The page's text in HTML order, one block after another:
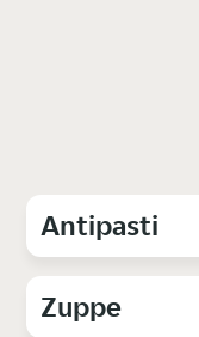
Antipasti
Zuppe